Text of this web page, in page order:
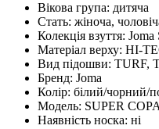
Вікова група: дитяча
Стать: жіноча,
Колекція взуття: Joma
Матеріал верху: HI-
Вид підошви: TURF,
Бренд: Joma
Колір: білий/чорний/
Модель: SUPER COPA
Наявність носка: ні